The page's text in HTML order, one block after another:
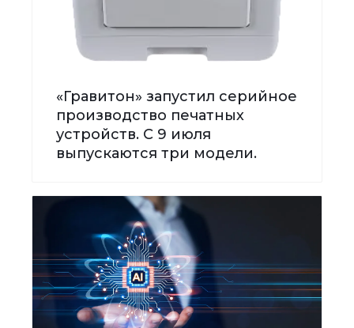
«Гравитон» запустил серийное
производство печатных
устройств. С 9 июля
выпускаются три модели.